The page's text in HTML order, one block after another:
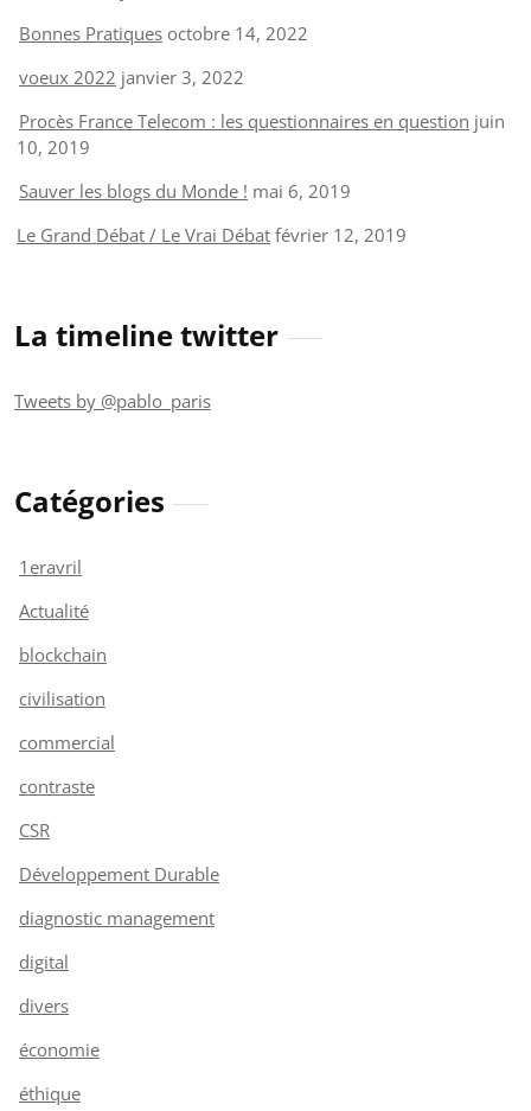
Bonnes Pratiques octobre 14, 2022
voeux 2022 janvier 3, 2022
Procès France Telecom : les questionnaires en question juin
10, 2019
Sauver les blogs du Monde ! mai 6, 2019
Le Grand Débat / Le Vrai Débat février 12, 2019
La timeline twitter
Tweets by @pablo_paris
Catégories
1eravril
Actualité
blockchain
civilisation
commercial
contraste
CSR
Développement Durable
diagnostic management
digital
divers
économie
éthique